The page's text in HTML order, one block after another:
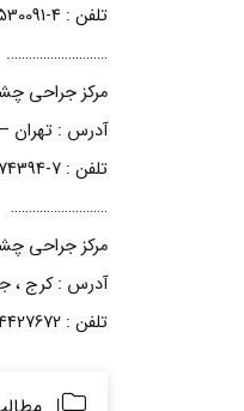
تلفن : 4-77530091
……………………….
مرکز جراحی
آدرس : تهران –
تلفن : 7-88874394
………………………
مرکز جراحی
آدرس : کرج ،
تلفن : 4427672- 0261